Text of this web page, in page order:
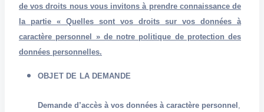
de vos droits nous vous invitons à prendre connaissance de
la partie « Quelles sont vos droits sur vos données à
caractère personnel » de notre politique de protection des
données personnelles.
OBJET DE LA DEMANDE
Demande d’accès à vos données à caractère personnel ,